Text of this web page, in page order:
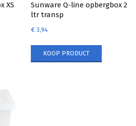
XS
Sunware Q-line opbergbox 2
ltr transp
€3,94
KOOP PRODUCT